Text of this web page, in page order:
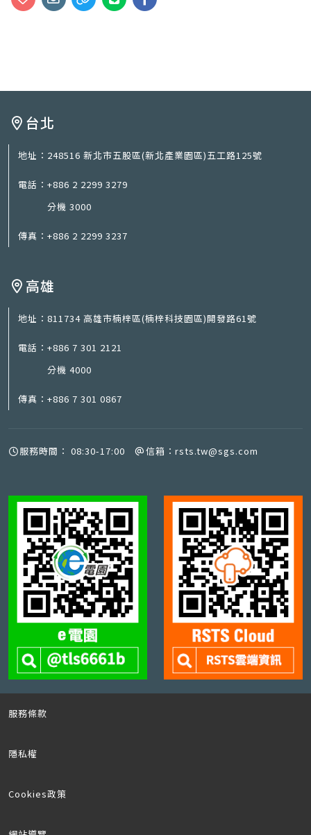
台北
地址： 248516 新北市五股區(新北產業園區)五工路125號
電話： +886 2 2299 3279
分機 3000
傳真： +886 2 2299 3237
高雄
地址： 811734 高雄市楠梓區(楠梓科技園區)開發路61號
電話： +886 7 301 2121
分機 4000
傳真： +886 7 301 0867
服務時間： 08:30-17:00 信箱： rsts.tw@sgs.com
服務條款
隱私權
Cookies政策